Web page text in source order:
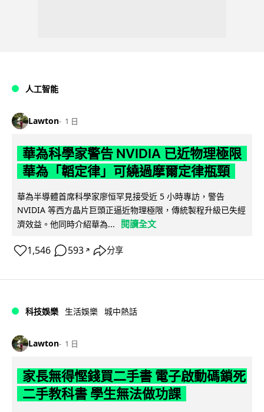
人工智能
Lawton 1 日
華為科學家警告 NVIDIA 已近物理極限
華為「韜定律」可繞過摩爾定律瓶頸
華為半導體首席科學家廖恒罕見接受近 5 小時專訪，警告
NVIDIA 等西方晶片巨頭正逼近物理極限，傳統製程升級已失經
濟效益。他同時介紹華為...
閱讀全文
1,546 593 ↗ 分享
科技娛樂 生活娛樂 城中熱話
Lawton 1 日
家長無得慳錢買二手書 電子啟動碼鎖死
二手教科書 學生無法做功課